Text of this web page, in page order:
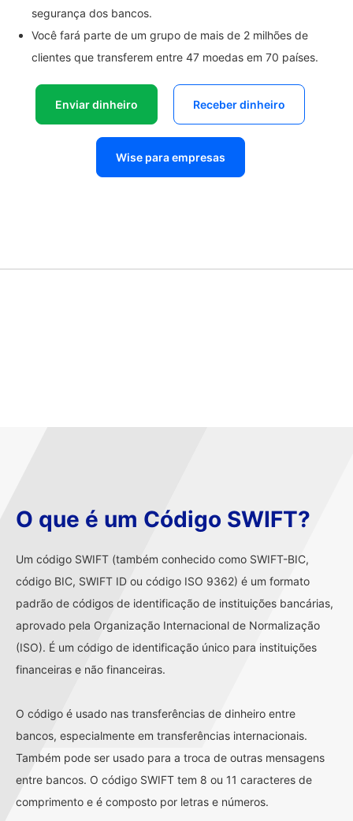
segurança dos bancos.
Você fará parte de um grupo de mais de 2 milhões de
clientes que transferem entre 47 moedas em 70 países.
Enviar dinheiro Receber dinheiro
Wise para empresas
O que é um Código SWIFT?
Um código SWIFT (também conhecido como SWIFT-BIC,
código BIC, SWIFT ID ou código ISO 9362) é um formato
padrão de códigos de identificação de instituições bancárias,
aprovado pela Organização Internacional de Normalização
(ISO). É um código de identificação único para instituições
financeiras e não financeiras.
O código é usado nas transferências de dinheiro entre
bancos, especialmente em transferências internacionais.
Também pode ser usado para a troca de outras mensagens
entre bancos. O código SWIFT tem 8 ou 11 caracteres de
comprimento e é composto por letras e números.